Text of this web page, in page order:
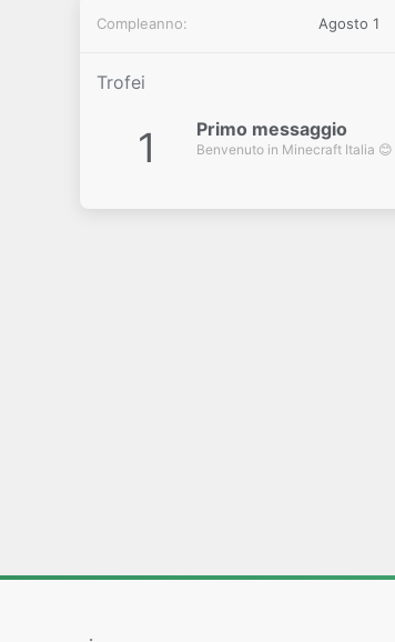
Compleanno Agosto 1
Trofei
1 Primo messaggio
Benvenuto in Minecraft Italia 😊